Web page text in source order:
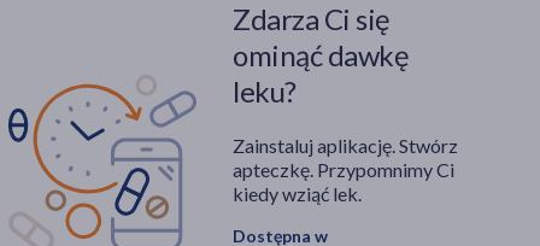
Zdarza Ci się
ominąć dawkę
leku?
Zainstaluj aplikację. Stwórz
apteczkę. Przypomnimy Ci
kiedy wziąć lek.
Dostępna w